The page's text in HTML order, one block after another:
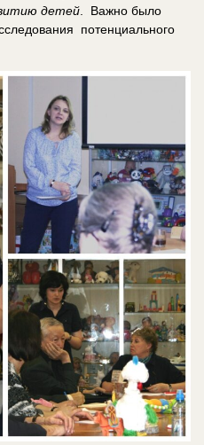
детей . Важно было
потенциального